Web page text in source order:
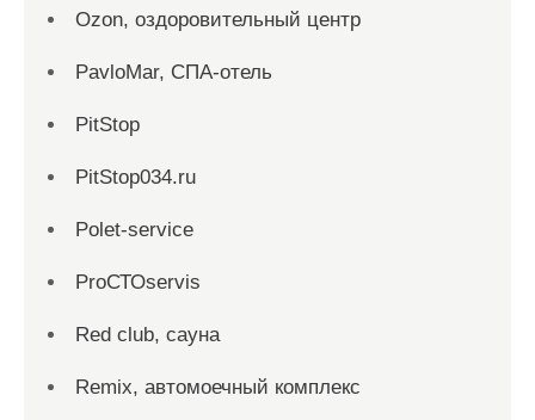
Ozon, оздоровительный центр
PavloMar, СПА-отель
PitStop
PitStop034.ru
Polet-service
ProСТОservis
Red сlub, сауна
Remix, автомоечный комплекс